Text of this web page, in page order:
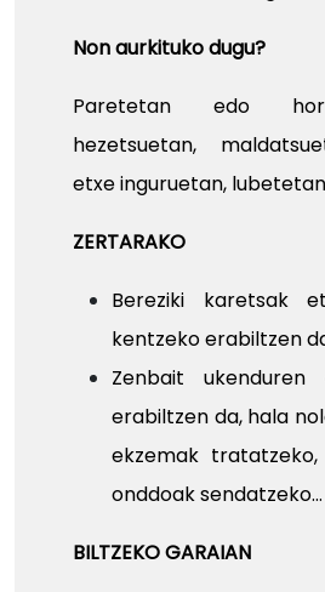
Non aurkituko dugu?
Paretetan edo
hezetsuetan,
etxe inguruetan,
ZERTARAKO
Bereziki karetsak
kentzeko erabiltzen
Zenbait ukenduren
erabiltzen da, hala
ekzemak
onddoak sendatzeko...
BILTZEKO GARAIAN